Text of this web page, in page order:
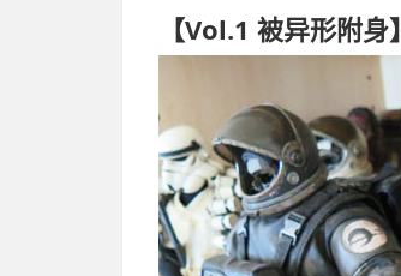
【Vol.1 被异形附身】